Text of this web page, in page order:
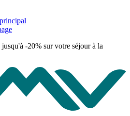
-20% sur votre séjour à la